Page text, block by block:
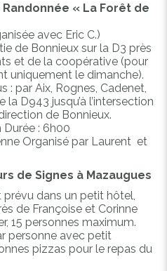
Next
Randonnée « La Forêt de
avec Eric C.)
de Bonnieux sur la D3 près
et de la coopérative (pour
uniquement le dimanche).
: par Aix, Rognes, Cadenet,
la D943 jusqu’à l’intersection
de Bonnieux.
Durée : 6h00
Organisé par Laurent et
de Signes à Mazaugues
dans un petit hôtel,
de Françoise et Corinne
15 personnes maximum.
personne avec petit
pizzas pour le repas du